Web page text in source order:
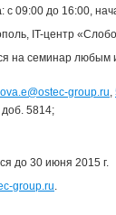
: с 09:00 до 16:00,
IT-центр
на семинар любым
group.ru,
5814;
до 30 июня 2015 г.
group.ru.